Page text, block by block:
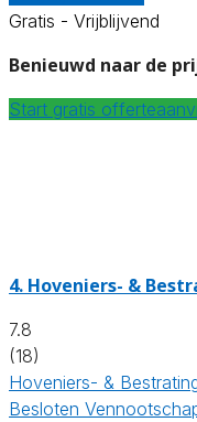
Gratis - Vrijblijvend
Benieuwd naar de
Start gratis
4. Hoveniers- &
7.8
(18)
Hoveniers- &
Besloten